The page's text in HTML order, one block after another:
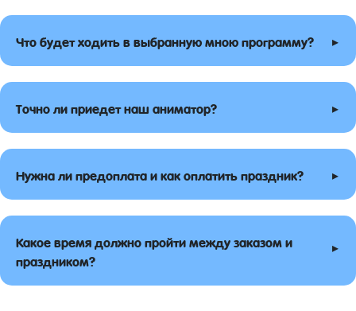
Что будет ходить в выбранную мною программу? ▸
Точно ли приедет наш аниматор? ▸
Нужна ли предоплата и как оплатить праздник? ▸
Какое время должно пройти между заказом и
праздником?
▸